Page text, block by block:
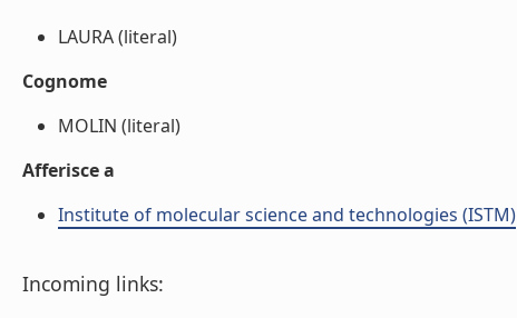
LAURA (literal)
Cognome
MOLIN (literal)
Afferisce a
Institute of molecular science and technologies (ISTM)
Incoming links: